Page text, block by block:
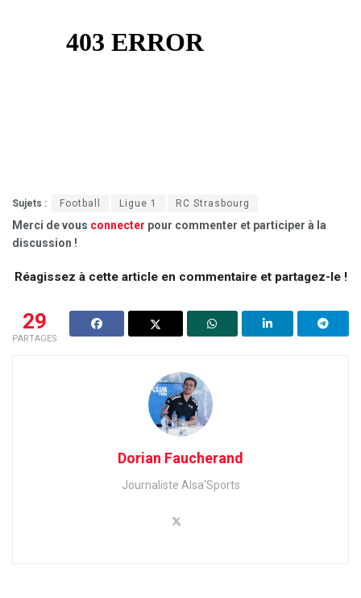
Sujets : Football Ligue 1 RC Strasbourg
Merci de vous connecter pour commenter et participer à la
discussion !
Réagissez à cette article en commentaire et partagez-le !
29
PARTAGES
Dorian Faucherand
Journaliste Alsa'Sports